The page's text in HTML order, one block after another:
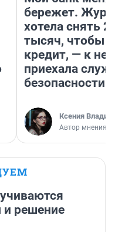
бережет.
хотела снять
тысяч, чтобы
кредит, — к
приехала
безопасности
Ксения
Автор мнения
и решение